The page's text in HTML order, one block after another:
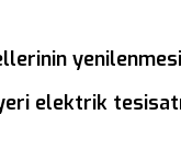
elektrik